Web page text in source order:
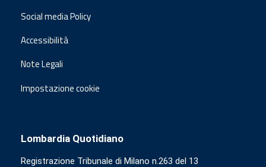
Social media Policy
Accessibilità
Note Legali
Impostazione cookie
Lombardia Quotidiano
Registrazione Tribunale di Milano n.263 del 13